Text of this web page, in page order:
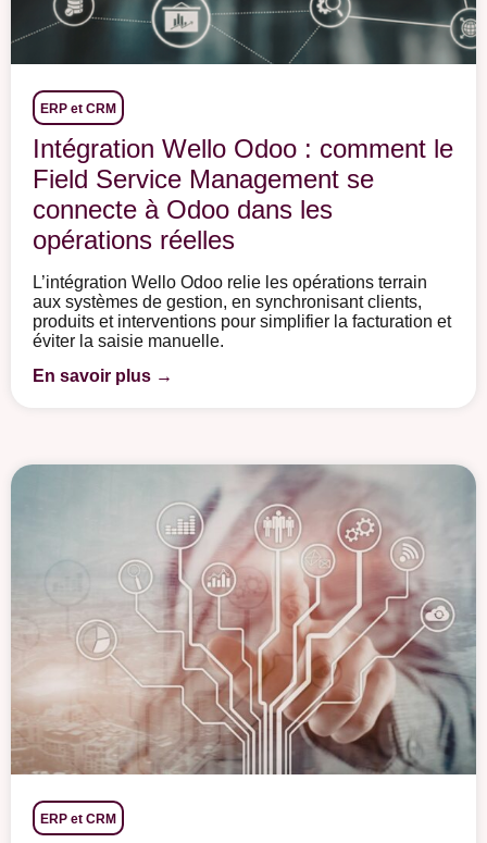
ERP et CRM
Intégration Wello Odoo : comment le
Field Service Management se
connecte à Odoo dans les
opérations réelles
L’intégration Wello Odoo relie les opérations terrain
aux systèmes de gestion, en synchronisant clients,
produits et interventions pour simplifier la facturation et
éviter la saisie manuelle.
En savoir plus →
ERP et CRM